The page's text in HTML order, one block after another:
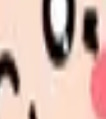
きか、少し休むべきかを一
い不安を分けて整理してみ